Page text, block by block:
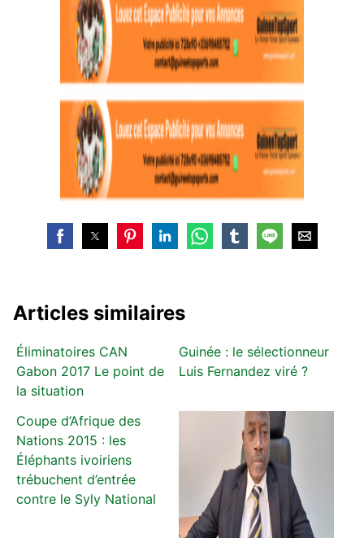
Articles similaires
Éliminatoires CAN
Gabon 2017 Le point de
la situation
Guinée : le sélectionneur
Luis Fernandez viré ?
Coupe d’Afrique des
Nations 2015 : les
Éléphants ivoiriens
trébuchent d’entrée
contre le Syly National